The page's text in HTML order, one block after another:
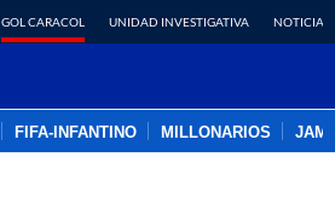
GOL CARACOL UNIDAD INVESTIGATIVA NOTICIAS
FIFA-INFANTINO MILLONARIOS